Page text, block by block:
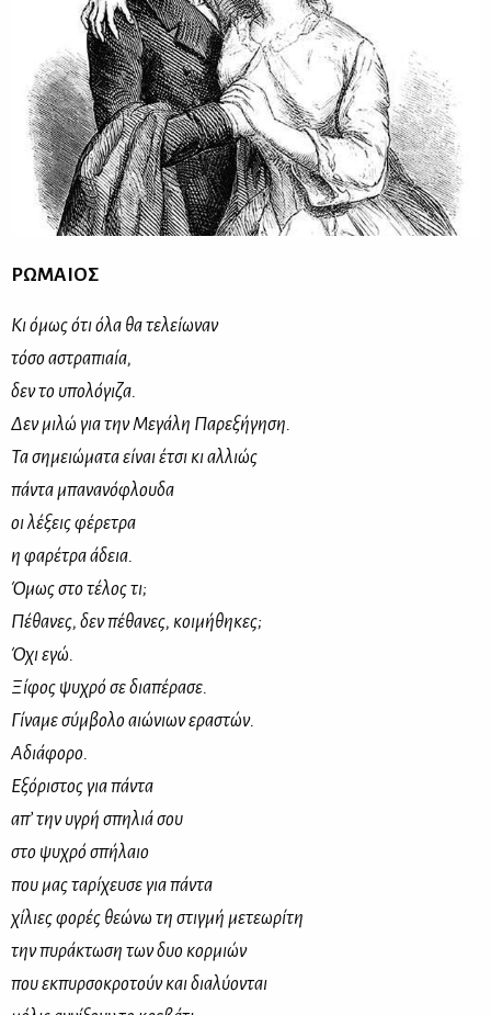
ΡΩΜΑΙΟΣ
Κι όμως ότι όλα θα τελείωναν
τόσο αστραπιαία,
δεν το υπολόγιζα.
Δεν μιλώ για την Μεγάλη Παρεξήγηση.
Τα σημειώματα είναι έτσι κι αλλιώς
πάντα μπανανόφλουδα
οι λέξεις φέρετρα
η φαρέτρα άδεια.
Όμως στο τέλος τι;
Πέθανες, δεν πέθανες, κοιμήθηκες;
Όχι εγώ.
Ξίφος ψυχρό σε διαπέρασε.
Γίναμε σύμβολο αιώνιων εραστών.
Αδιάφορο.
Εξόριστος για πάντα
απ’ την υγρή σπηλιά σου
στο ψυχρό σπήλαιο
που μας ταρίχευσε για πάντα
χίλιες φορές θεώνω τη στιγμή μετεωρίτη
την πυράκτωση των δυο κορμιών
που εκπυρσοκροτούν και διαλύονται